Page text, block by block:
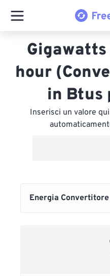
Gigawatts
hour
in Btus
Inserisci un valore